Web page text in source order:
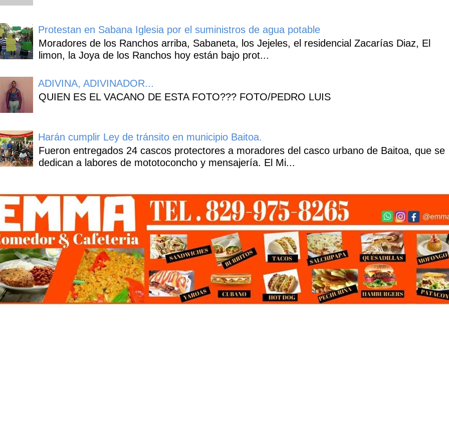
Protestan en Sabana Iglesia por el suministros de agua potable
Moradores de los Ranchos arriba, Sabaneta, los Jejeles, el residencial Zacarías Diaz, El
limon, la Joya de los Ranchos hoy están bajo prot...
ADIVINA, ADIVINADOR...
QUIEN ES EL VACANO DE ESTA FOTO??? FOTO/PEDRO LUIS
Harán cumplir Ley de tránsito en municipio Baitoa.
Fueron entregados 24 cascos protectores a moradores del casco urbano de Baitoa, que se
dedican a labores de mototoconcho y mensajería. El Mi...